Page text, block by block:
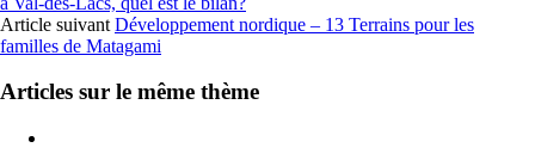
Article suivant Développement nordique – 13 Terrains pour les
familles de Matagami
Articles sur le même thème